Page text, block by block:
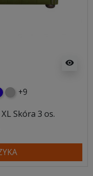
visibility
zieleń
niebieski
szary
+9
Skóra 3 os.